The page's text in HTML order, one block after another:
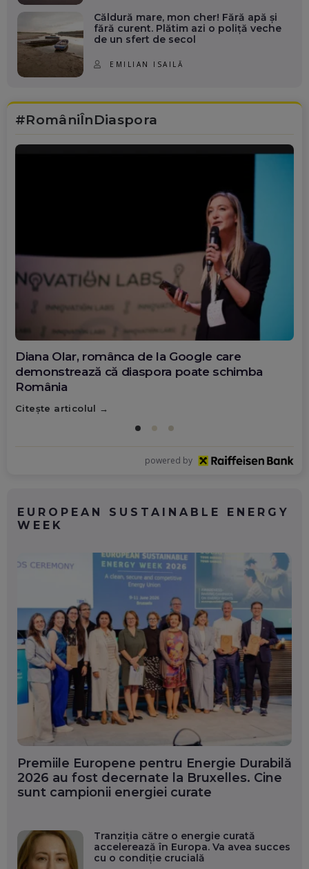
Căldură mare, mon cher! Fără apă și
fără curent. Plătim azi o poliță veche
de un sfert de secol
EMILIAN ISAILĂ
#RomâniÎnDiaspora
Diana Olar, românca de la Google care
demonstrează că diaspora poate schimba
România
Citește articolul
powered by
EUROPEAN SUSTAINABLE ENERGY
WEEK
Premiile Europene pentru Energie Durabilă
2026 au fost decernate la Bruxelles. Cine
sunt campionii energiei curate
Tranziția către o energie curată
accelerează în Europa. Va avea succes
cu o condiție crucială